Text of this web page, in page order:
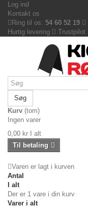
Log ind
Kontakt os
Ring til os: 54 60 52 19
Hurtig levering
Trustpilot
Søg
Kurv (tom)
Ingen varer
0,00 kr
I alt
Til betaling
Varen er lagt i kurven
Antal
I alt
Der er 1 vare i din kurv
Varer i alt